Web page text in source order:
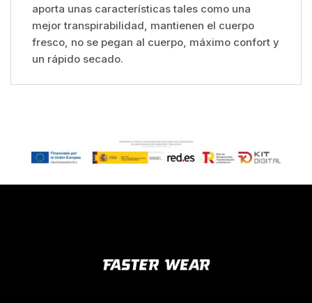
aporta unas características tales como una
mejor transpirabilidad, mantienen el cuerpo
fresco, no se pegan al cuerpo, máximo confort y
un rápido secado.